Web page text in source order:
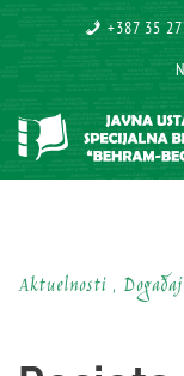
+387 35
+387 35
Aktuelnosti ,